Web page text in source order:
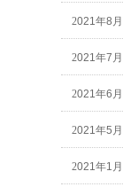
2021年8月
2021年7月
2021年6月
2021年5月
2021年1月